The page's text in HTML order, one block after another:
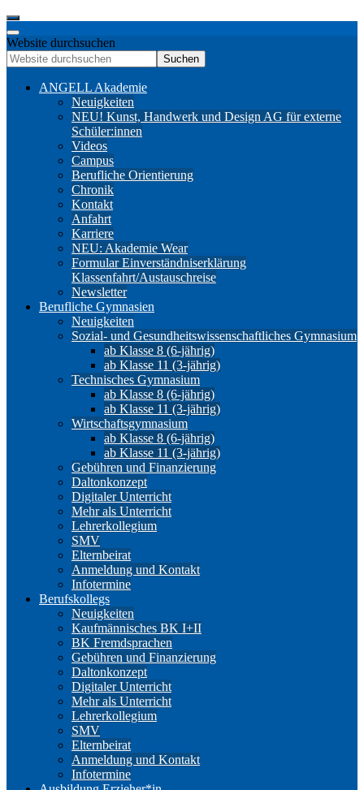
Website durchsuchen
Suchen
ANGELL Akademie
Neuigkeiten
NEU! Kunst, Handwerk und Design AG für externe
Schüler:innen
Videos
Campus
Berufliche Orientierung
Chronik
Kontakt
Anfahrt
Karriere
NEU: Akademie Wear
Formular Einverständniserklärung
Klassenfahrt/Austauschreise
Newsletter
Berufliche Gymnasien
Neuigkeiten
Sozial- und Gesundheitswissenschaftliches Gymnasium
ab Klasse 8 (6-jährig)
ab Klasse 11 (3-jährig)
Technisches Gymnasium
ab Klasse 8 (6-jährig)
ab Klasse 11 (3-jährig)
Wirtschaftsgymnasium
ab Klasse 8 (6-jährig)
ab Klasse 11 (3-jährig)
Gebühren und Finanzierung
Daltonkonzept
Digitaler Unterricht
Mehr als Unterricht
Lehrerkollegium
SMV
Elternbeirat
Anmeldung und Kontakt
Infotermine
Berufskollegs
Neuigkeiten
Kaufmännisches BK I+II
BK Fremdsprachen
Gebühren und Finanzierung
Daltonkonzept
Digitaler Unterricht
Mehr als Unterricht
Lehrerkollegium
SMV
Elternbeirat
Anmeldung und Kontakt
Infotermine